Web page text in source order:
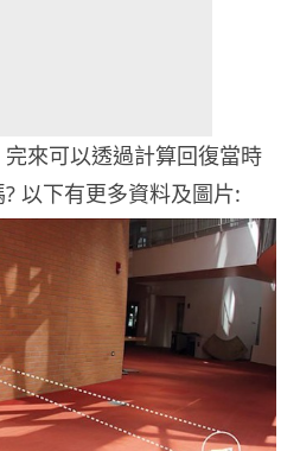
來可以透過計算回復當時
以下有更多資料及圖片: